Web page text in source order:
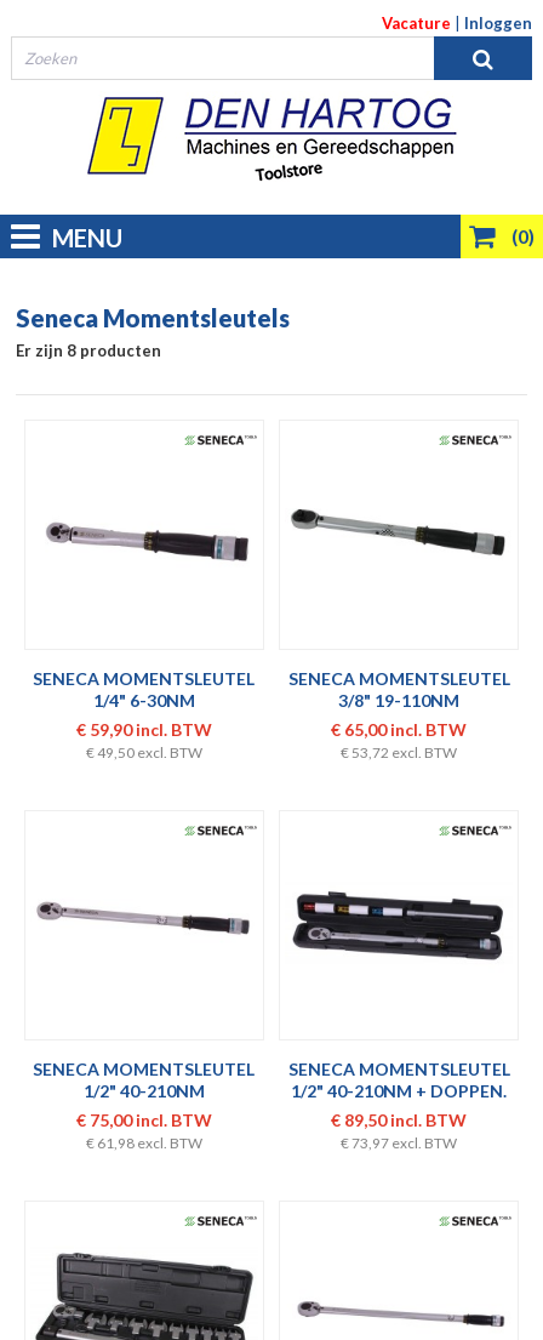
Vacature Inloggen
(0)
MENU
Seneca Momentsleutels
Er zijn 8 producten
SENECA MOMENTSLEUTEL
1/4" 6-30NM
€ 59,90 incl. BTW
€ 49,50 excl. BTW
SENECA MOMENTSLEUTEL
3/8" 19-110NM
€ 65,00 incl. BTW
€ 53,72 excl. BTW
SENECA MOMENTSLEUTEL
1/2" 40-210NM
€ 75,00 incl. BTW
€ 61,98 excl. BTW
SENECA MOMENTSLEUTEL
1/2" 40-210NM + DOPPEN.
€ 89,50 incl. BTW
€ 73,97 excl. BTW